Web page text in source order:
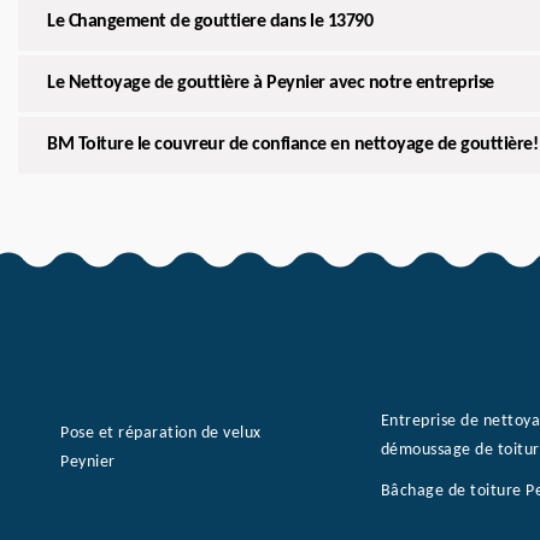
Le Changement de gouttiere dans le 13790
Le Nettoyage de gouttière à Peynier avec notre entreprise
BM Toiture le couvreur de confiance en nettoyage de gouttière!
Pose et réparation de velux
Peynier
Entreprise de
démoussage de
Bâchage de toiture